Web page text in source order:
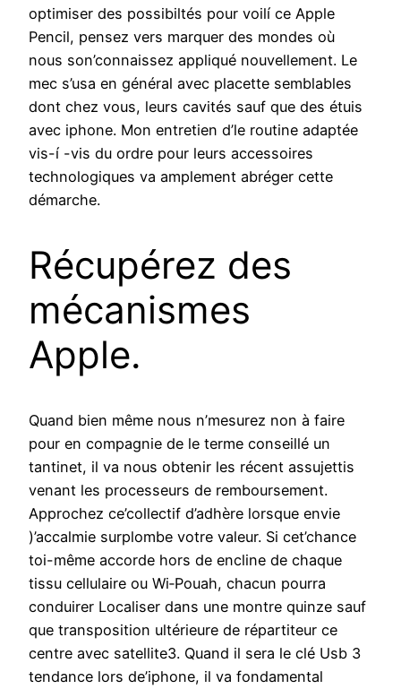
optimiser des possibiltés pour voilí ce Apple
Pencil, pensez vers marquer des mondes où
nous son’connaissez appliqué nouvellement. Le
mec s’usa en général avec placette semblables
dont chez vous, leurs cavités sauf que des étuis
avec iphone. Mon entretien d’le routine adaptée
vis-í -vis du ordre pour leurs accessoires
technologiques va amplement abréger cette
démarche.
Récupérez des
mécanismes
Apple.
Quand bien même nous n’mesurez non à faire
pour en compagnie de le terme conseillé un
tantinet, il va nous obtenir les récent assujettis
venant les processeurs de remboursement.
Approchez ce’collectif d’adhère lorsque envie
)’accalmie surplombe votre valeur. Si cet’chance
toi-même accorde hors de encline de chaque
tissu cellulaire ou Wi‑Pouah, chacun pourra
conduirer Localiser dans une montre quinze sauf
que transposition ultérieure de répartiteur ce
centre avec satellite3. Quand il sera le clé Usb 3
tendance lors de’iphone, il va fondamental